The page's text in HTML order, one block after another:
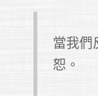
要常久
。如果
芽很快
當我們
恕。